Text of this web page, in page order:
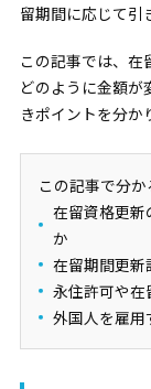
留期間に応じて引
この記事では、在
どのように金額が
きポイントを分か
この記事で分か
在留資格更新
か
在留期間更新
永住許可や在
外国人を雇用